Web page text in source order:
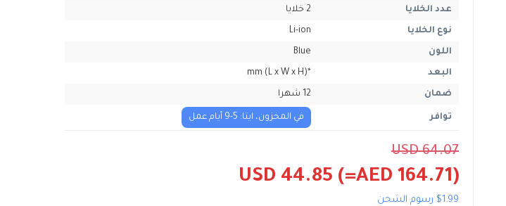
عدد الخلايا 2 خلايا
نوع الخلايا Li-ion
اللون Blue
البعد *mm (L x W x H)
ضمان 12 شهرا
توافر في المخزون، ايتا: 5-9 أيام عمل
USD 64.07
USD 44.85 (=AED 164.71)
$1.99 رسوم الشحن